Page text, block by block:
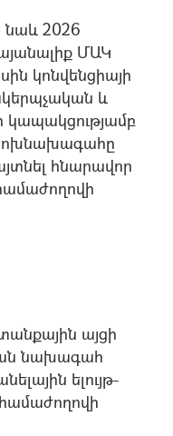
նաև 2026
ՄԱԿ
կոնվենցիայի
և
կապակցությամբ
փոխնախագահը
հնարավոր
այցի
նախագահ
ելույթ-
համաժողովի